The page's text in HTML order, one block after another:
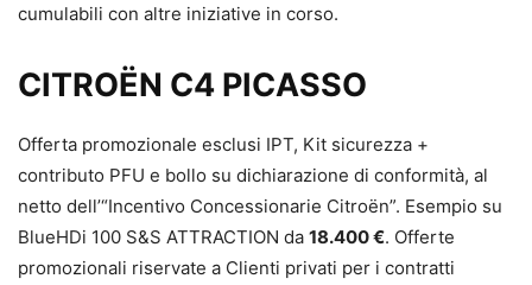
cumulabili con altre iniziative in corso.
CITROËN C4 PICASSO
Offerta promozionale esclusi IPT, Kit sicurezza +
contributo PFU e bollo su dichiarazione di conformità, al
netto dell’“Incentivo Concessionarie Citroën”. Esempio su
BlueHDi 100 S&S ATTRACTION da 18.400 €. Offerte
promozionali riservate a Clienti privati per i contratti